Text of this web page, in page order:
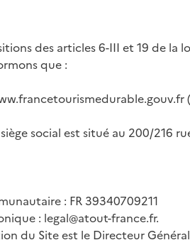
des articles 6-III et 19 de la
que :
social est situé au 200/216
: FR 39340709211
: legal@atout-france.fr.
du Site est le Directeur